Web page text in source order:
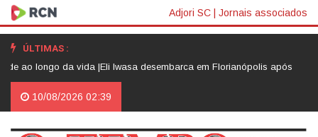
Adjori SC | Jornais associados
ÚLTIMAS :
longo da vida |Eli Iwasa desembarca em Florianópolis após assinar
10/08/2026 02:39